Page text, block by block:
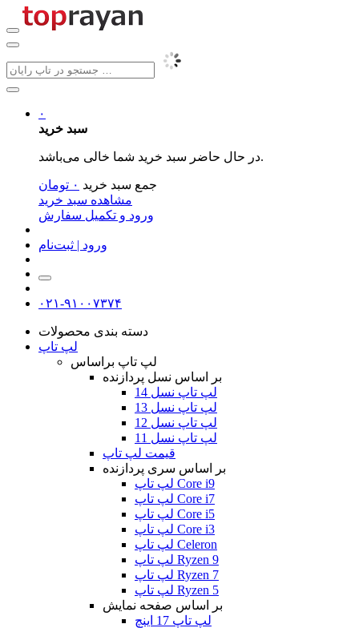
۰
سبد خرید
در حال حاضر سبد خرید شما خالی می‌باشد.
جمع سبد خرید ۰ تومان
مشاهده سبد خرید
ورود و تکمیل سفارش
ورود | ثبت‌نام
۰۲۱-۹۱۰۰۷۳۷۴
دسته بندی محصولات
لپ تاپ
لپ تاپ براساس
بر اساس نسل پردازنده
لپ تاپ نسل 14
لپ تاپ نسل 13
لپ تاپ نسل 12
لپ تاپ نسل 11
قیمت لپ تاپ
بر اساس سری پردازنده
لپ تاپ Core i9
لپ تاپ Core i7
لپ تاپ Core i5
لپ تاپ Core i3
لپ تاپ Celeron
لپ تاپ Ryzen 9
لپ تاپ Ryzen 7
لپ تاپ Ryzen 5
بر اساس صفحه نمایش
لپ تاپ 17 اینچ